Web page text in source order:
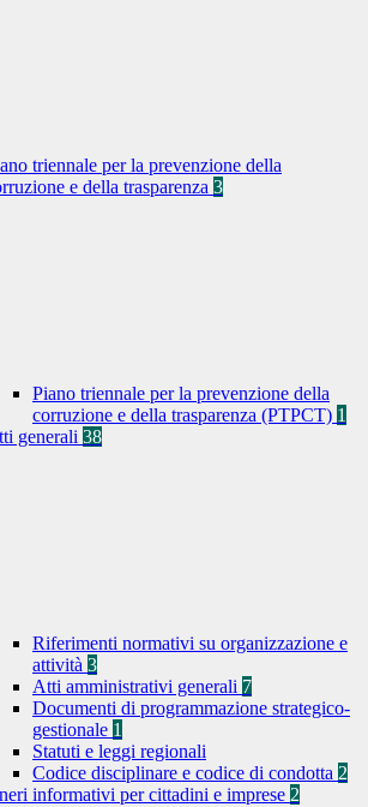
triennale per la prevenzione della
e della trasparenza 3
Piano triennale per la prevenzione della
corruzione e della trasparenza (PTPCT) 1
generali 38
Riferimenti normativi su organizzazione e
attività 3
Atti amministrativi generali 7
Documenti di programmazione strategico-
gestionale 1
Statuti e leggi regionali
Codice disciplinare e codice di condotta 2
informativi per cittadini e imprese 2